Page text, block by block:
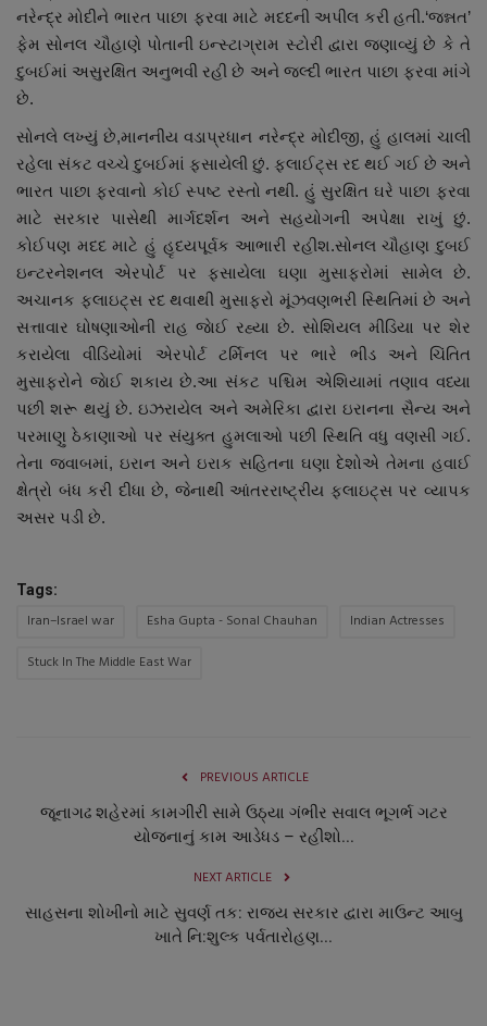
નરેન્દ્ર મોદીને ભારત પાછા ફરવા માટે મદદની અપીલ કરી હતી.‘જન્નત’
ફેમ સોનલ ચૌહાણે પોતાની ઇન્સ્ટાગ્રામ સ્ટોરી દ્વારા જણાવ્યું છે કે તે
દુબઈમાં અસુરક્ષિત અનુભવી રહી છે અને જલ્દી ભારત પાછા ફરવા માંગે
છે.
સોનલે લખ્યું છે,માનનીય વડાપ્રધાન નરેન્દ્ર મોદીજી, હું હાલમાં ચાલી
રહેલા સંકટ વચ્ચે દુબઈમાં ફસાયેલી છું. ફ્લાઈટ્સ રદ થઈ ગઈ છે અને
ભારત પાછા ફરવાનો કોઈ સ્પષ્ટ રસ્તો નથી. હું સુરક્ષિત ઘરે પાછા ફરવા
માટે સરકાર પાસેથી માર્ગદર્શન અને સહયોગની અપેક્ષા રાખું છું.
કોઈપણ મદદ માટે હું હૃદયપૂર્વક આભારી રહીશ.સોનલ ચૌહાણ દુબઈ
ઇન્ટરનેશનલ એરપોર્ટ પર ફસાયેલા ઘણા મુસાફરોમાં સામેલ છે.
અચાનક ફ્લાઇટ્સ રદ થવાથી મુસાફરો મૂંઝવણભરી સ્થિતિમાં છે અને
સત્તાવાર ઘોષણાઓની રાહ જાેઈ રહ્યા છે. સોશિયલ મીડિયા પર શેર
કરાયેલા વીડિયોમાં એરપોર્ટ ટર્મિનલ પર ભારે ભીડ અને ચિંતિત
મુસાફરોને જાેઈ શકાય છે.આ સંકટ પશ્ચિમ એશિયામાં તણાવ વધ્યા
પછી શરૂ થયું છે. ઇઝરાયેલ અને અમેરિકા દ્વારા ઇરાનના સૈન્ય અને
પરમાણુ ઠેકાણાઓ પર સંયુક્ત હુમલાઓ પછી સ્થિતિ વધુ વણસી ગઈ.
તેના જવાબમાં, ઇરાન અને ઇરાક સહિતના ઘણા દેશોએ તેમના હવાઈ
ક્ષેત્રો બંધ કરી દીધા છે, જેનાથી આંતરરાષ્ટ્રીય ફ્લાઇટ્સ પર વ્યાપક
અસર પડી છે.
Tags:
Iran–Israel war Esha Gupta - Sonal Chauhan
Indian Actresses
Stuck In The Middle East War
PREVIOUS ARTICLE
જૂનાગઢ શહેરમાં કામગીરી સામે ઉઠ્યા ગંભીર સવાલ ભૂગર્ભ ગટર
યોજનાનું કામ આડેધડ – રહીશો...
NEXT ARTICLE
સાહસના શોખીનો માટે સુવર્ણ તક: રાજ્ય સરકાર દ્વારા માઉન્ટ આબુ
ખાતે નિ:શુલ્ક પર્વતારોહણ...